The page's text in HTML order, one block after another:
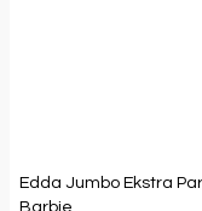
Edda Jumbo Ekstra
Barbie